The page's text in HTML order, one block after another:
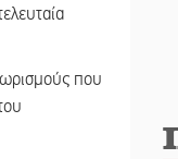
που